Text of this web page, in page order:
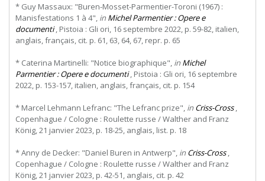
* Guy Massaux: "Buren-Mosset-Parmentier-Toroni (1967) :
Manisfestations 1 à 4", in Michel Parmentier : Opere e
documenti, Pistoia : Gli ori, 16 septembre 2022, p. 59-82, italien,
anglais, français, cit. p. 61, 63, 64, 67, repr. p. 65
* Caterina Martinelli: "Notice biographique", in Michel
Parmentier : Opere e documenti, Pistoia : Gli ori, 16 septembre
2022, p. 153-157, italien, anglais, français, cit. p. 154
* Marcel Lehmann Lefranc: "The Lefranc prize", in Criss-Cross,
Copenhague / Cologne : Roulette russe / Walther and Franz
König, 21 janvier 2023, p. 18-25, anglais, list. p. 18
* Anny de Decker: "Daniel Buren in Antwerp", in Criss-Cross,
Copenhague / Cologne : Roulette russe / Walther and Franz
König, 21 janvier 2023, p. 42-51, anglais, cit. p. 42